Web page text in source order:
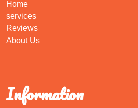
Home
services
Reviews
About Us
Information